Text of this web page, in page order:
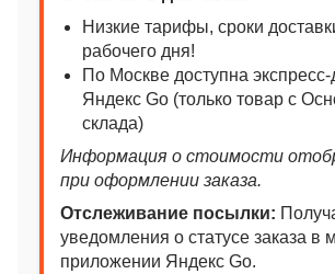
Низкие тарифы, сроки
рабочего дня!
По Москве доступна экспресс-
Яндекс Go (только товар с
склада)
Информация о стоимости
при оформлении заказа.
Отслеживание посылки:
уведомления о статусе заказа в
приложении Яндекс Go.